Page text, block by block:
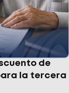
de
la tercera